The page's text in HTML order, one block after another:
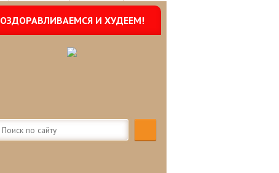
ОЗДОРАВЛИВАЕМСЯ И ХУДЕЕМ!